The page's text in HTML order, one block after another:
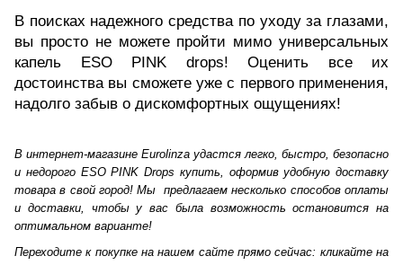
В поисках надежного средства по уходу за глазами,
вы просто не можете пройти мимо универсальных
капель ESO PINK drops! Оценить все их
достоинства вы сможете уже с первого применения,
надолго забыв о дискомфортных ощущениях!
В интернет-магазине Eurolinza удастся легко, быстро, безопасно
и недорого ESO PINK Drops купить, оформив удобную доставку
товара в свой город! Мы предлагаем несколько способов оплаты
и доставки, чтобы у вас была возможность остановится на
оптимальном варианте!
Переходите к покупке на нашем сайте прямо сейчас: кликайте на